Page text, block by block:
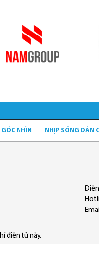
GÓC NHÌN NHỊP SỐNG DÂN
điện tử này.